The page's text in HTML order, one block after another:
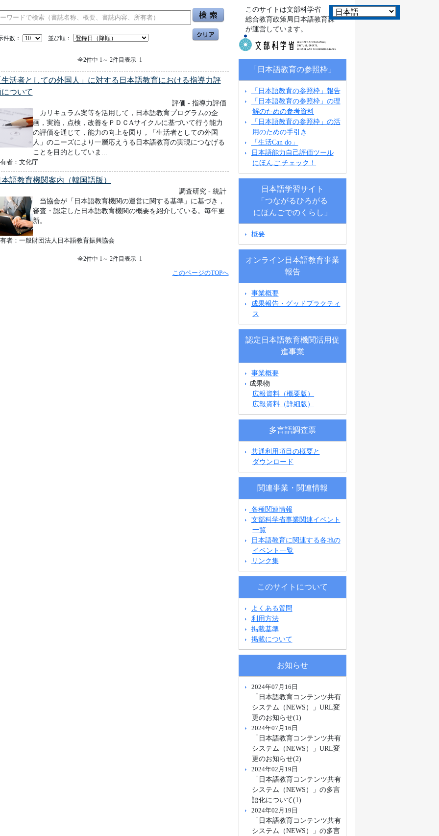
件数： 並び順：
全2件中 1～ 2件目表示 1
生活者としての外国人」に対する日本語教育における指導力評
ついて
評価 - 指導力評価
カリキュラム案等を活用して，日本語教育プログラムの企
画，実施，点検，改善をＰＤＣAサイクルに基づいて行う能力
の評価を通じて，能力の向上を図り，「生活者としての外国
人」のニーズにより一層応えうる日本語教育の実現につなげる
ことを目的としていま...
者：文化庁
本語教育機関案内（韓国語版）
調査研究 - 統計
当協会が「日本語教育機関の運営に関する基準」に基づき，
審査・認定した日本語教育機関の概要を紹介している。毎年更
新。
者：一般財団法人日本語教育振興協会
全2件中 1～ 2件目表示 1
このページのTOPへ
このサイトは文部科学省
総合教育政策局日本語教育課
が運営しています。
「日本語教育の参照枠」
「日本語教育の参照枠」報告
「日本語教育の参照枠」の理
解のための参考資料
「日本語教育の参照枠」の活
用のための手引き
「生活Can do」
日本語能力自己評価ツール
にほんご チェック！
日本語学習サイト
「つながるひろがる
にほんごでのくらし」
概要
オンライン日本語教育事業
報告
事業概要
成果報告・グッドプラクティ
ス
認定日本語教育機関活用促
進事業
事業概要
成果物
広報資料（概要版）
広報資料（詳細版）
多言語調査票
共通利用項目の概要と
ダウンロード
関連事業・関連情報
各種関連情報
文部科学省事業関連イベント
一覧
日本語教育に関連する各地の
イベント一覧
リンク集
このサイトについて
よくある質問
利用方法
掲載基準
掲載について
お知らせ
2024年07月16日
「日本語教育コンテンツ共有
システム（NEWS）」URL変
更のお知らせ(1)
2024年07月16日
「日本語教育コンテンツ共有
システム（NEWS）」URL変
更のお知らせ(2)
2024年02月19日
「日本語教育コンテンツ共有
システム（NEWS）」の多言
語化について(1)
2024年02月19日
「日本語教育コンテンツ共有
システム（NEWS）」の多言